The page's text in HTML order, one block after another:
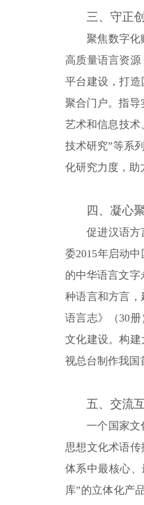
三、守正
聚焦数字化
高质量语言资
平台建设，打
聚合门户。指导
艺术和信息技术
技术研究”等系
化研究力度，助
四、凝心
促进汉语方
委2015年启动
的中华语言文字
种语言和方言
语言志》（30
文化建设。构
视总台制作我国
五、交流
一个国家
思想文化术语
体系中最核心
库”的立体化产